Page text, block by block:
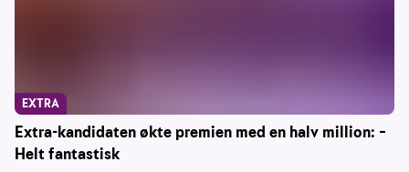
Extra-kandidaten økte premien med en halv million: –
Helt fantastisk
EXTRA